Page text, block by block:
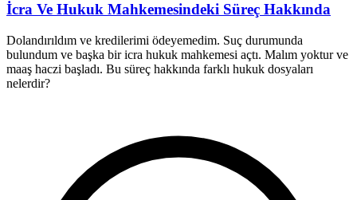
İcra Ve Hukuk Mahkemesindeki Süreç Hakkında
Dolandırıldım ve kredilerimi ödeyemedim. Suç durumunda
bulundum ve başka bir icra hukuk mahkemesi açtı. Malım yoktur ve
maaş haczi başladı. Bu süreç hakkında farklı hukuk dosyaları
nelerdir?